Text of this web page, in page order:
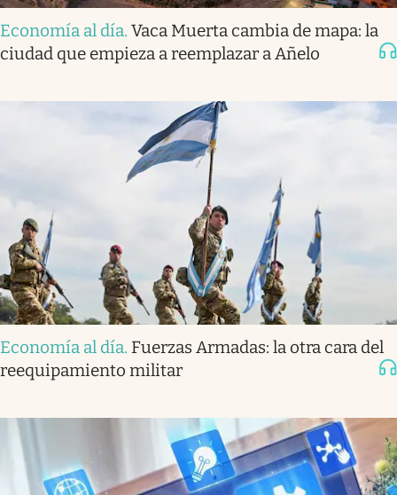
Economía al día. Vaca Muerta cambia de mapa: la
ciudad que empieza a reemplazar a Añelo
Economía al día. Fuerzas Armadas: la otra cara del
reequipamiento militar